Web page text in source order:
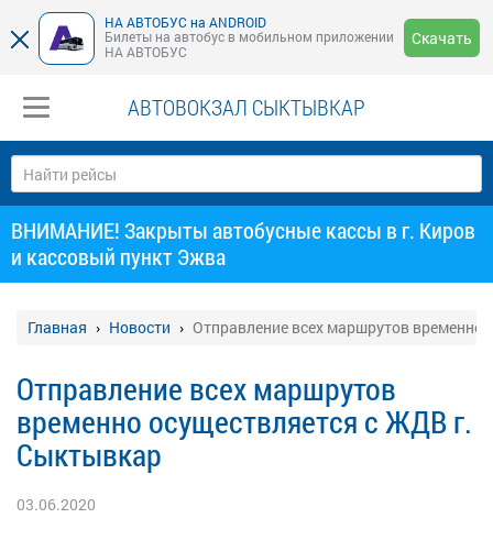
НА АВТОБУС на ANDROID
Билеты на автобус в мобильном приложении
НА АВТОБУС
Скачать
АВТОВОКЗАЛ СЫКТЫВКАР
ВНИМАНИЕ! Закрыты автобусные кассы в г. Киров
и кассовый пункт Эжва
Главная Новости Отправление всех маршрутов
Отправление всех маршрутов
временно осуществляется с ЖДВ г.
Сыктывкар
03.06.2020